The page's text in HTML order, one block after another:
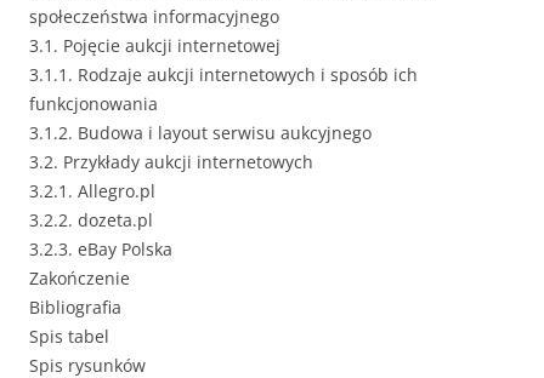
społeczeństwa informacyjnego
3.1. Pojęcie aukcji internetowej
3.1.1. Rodzaje aukcji internetowych i sposób ich
funkcjonowania
3.1.2. Budowa i layout serwisu aukcyjnego
3.2. Przykłady aukcji internetowych
3.2.1. Allegro.pl
3.2.2. dozeta.pl
3.2.3. eBay Polska
Zakończenie
Bibliografia
Spis tabel
Spis rysunków